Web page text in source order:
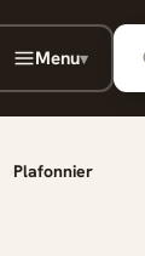
Menu▾
Plafonnier